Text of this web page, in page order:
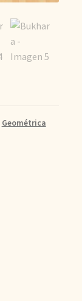
Geométrica